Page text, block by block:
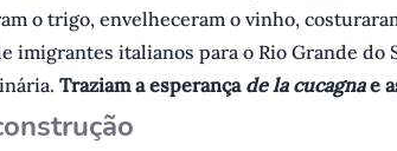
o trigo, envelheceram o vinho,
imigrantes italianos para o Rio Grande do
Traziam a esperança de la cucagnae